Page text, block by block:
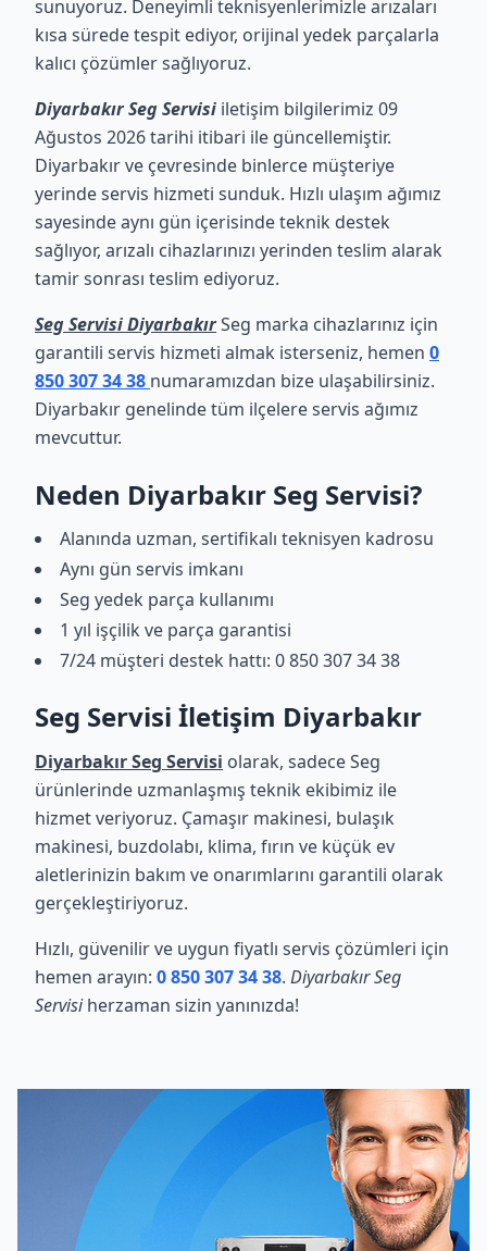
sunuyoruz. Deneyimli teknisyenlerimizle arızaları
kısa sürede tespit ediyor, orijinal yedek parçalarla
kalıcı çözümler sağlıyoruz.
Diyarbakır Seg Servisi iletişim bilgilerimiz 09
Ağustos 2026 tarihi itibari ile güncellemiştir.
Diyarbakır ve çevresinde binlerce müşteriye
yerinde servis hizmeti sunduk. Hızlı ulaşım ağımız
sayesinde aynı gün içerisinde teknik destek
sağlıyor, arızalı cihazlarınızı yerinden teslim alarak
tamir sonrası teslim ediyoruz.
Seg Servisi DiyarbakırSeg marka cihazlarınız için
garantili servis hizmeti almak isterseniz, hemen 0
850 307 34 38 numaramızdan bize ulaşabilirsiniz.
Diyarbakır genelinde tüm ilçelere servis ağımız
mevcuttur.
Neden Diyarbakır Seg Servisi?
Alanında uzman, sertifikalı teknisyen kadrosu
Aynı gün servis imkanı
Seg yedek parça kullanımı
1 yıl işçilik ve parça garantisi
7/24 müşteri destek hattı: 0 850 307 34 38
Seg Servisi İletişim Diyarbakır
Diyarbakır Seg Servisi olarak, sadece Seg
ürünlerinde uzmanlaşmış teknik ekibimiz ile
hizmet veriyoruz. Çamaşır makinesi, bulaşık
makinesi, buzdolabı, klima, fırın ve küçük ev
aletlerinizin bakım ve onarımlarını garantili olarak
gerçekleştiriyoruz.
Hızlı, güvenilir ve uygun fiyatlı servis çözümleri için
hemen arayın: 0 850 307 34 38. Diyarbakır Seg
Servisiherzaman sizin yanınızda!